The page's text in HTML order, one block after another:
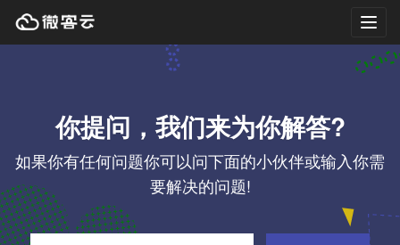
你提问，我们来为你解答?
如果你有任何问题你可以问下面的小伙伴或输入你需
要解决的问题!